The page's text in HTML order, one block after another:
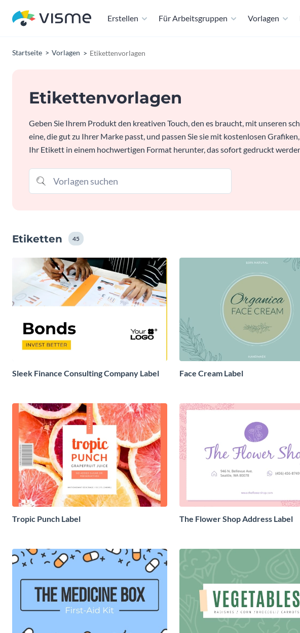
Erstellen Für Arbeitsgruppen Vorlagen
Startseite Vorlagen Etikettenvorlagen
Etikettenvorlagen
Geben Sie Ihrem Produkt den kreativen Touch, den es braucht, mit unseren
eine, die gut zu Ihrer Marke passt, und passen Sie sie mit kostenlosen
Ihr Etikett in einem hochwertigen Format herunter, das sofort gedruckt
Etiketten 45
Sleek Finance Consulting Company Label Face Cream Label
Tropic Punch Label The Flower Shop Address Label